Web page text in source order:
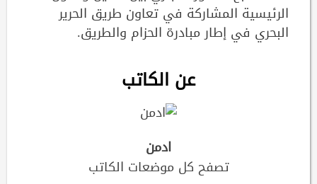
الرئيسية المشاركة في تعاون طريق الحرير
البحري في إطار مبادرة الحزام والطريق.
عن الكاتب
ادمن
تصفح كل موضعات الكاتب